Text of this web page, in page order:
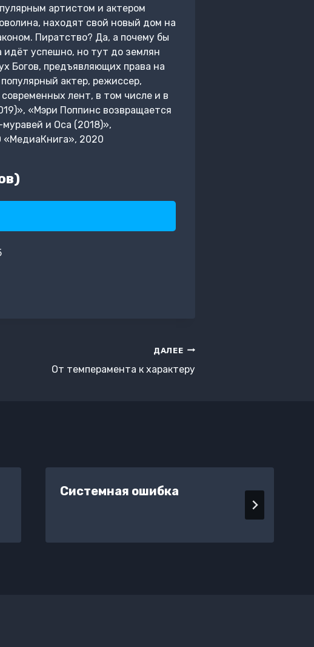
артистом и актером
находят свой новый дом на
Пиратство? Да, а почему бы
идёт успешно, но тут до землян
Богов, предъявляющих права на
актер, режиссер,
лент, в том числе и в
«Мэри Поппинс возвращается
и Оса (2018)»,
«МедиаКнига», 2020
ДАЛЕЕ
От темперамента к характеру
Системная ошибка